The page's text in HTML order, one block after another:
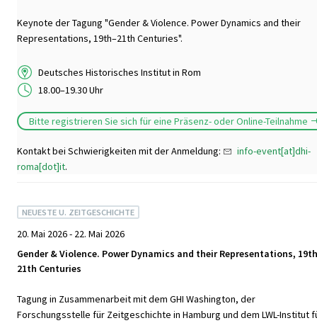
Keynote der Tagung "Gender & Violence. Power Dynamics and their
Representations, 19th–21th Centuries".
Deutsches Historisches Institut in Rom
18.00–19.30 Uhr
Bitte registrieren Sie sich für eine Präsenz- oder Online-Teilnahme
Kontakt bei Schwierigkeiten mit der Anmeldung:
info-event[at]dhi-
roma[dot]it.
NEUESTE U. ZEITGESCHICHTE
20. Mai 2026 - 22. Mai 2026
Gender & Violence. Power Dynamics and their Representations,
21th Centuries
Tagung in Zusammenarbeit mit dem GHI Washington, der
Forschungsstelle für Zeitgeschichte in Hamburg und dem LWL-Institut